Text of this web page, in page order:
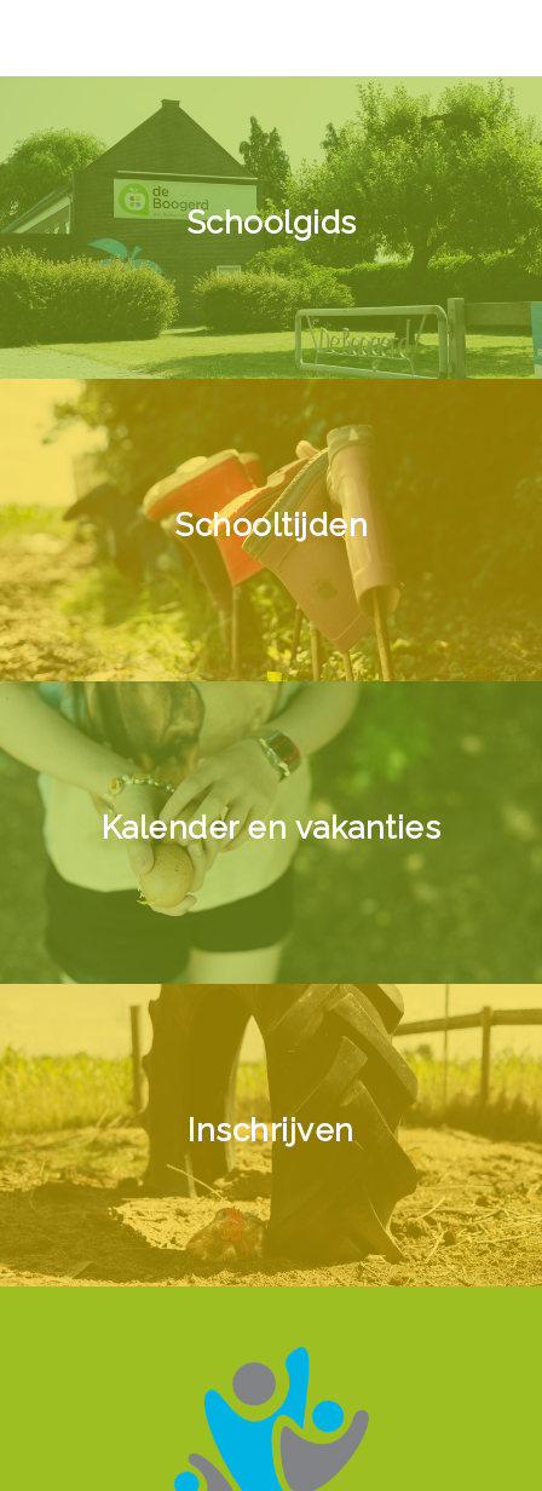
Schoolgids
Schooltijden
Kalender en vakanties
Inschrijven